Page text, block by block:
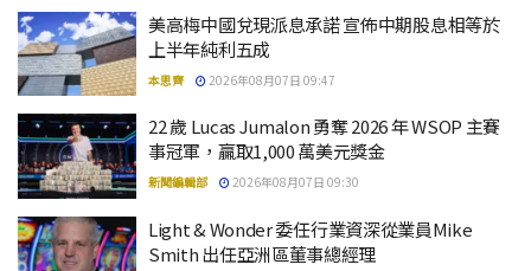
美高梅中國兌現派息承諾 宣佈中期股息相等於
上半年純利五成
本思齊 2026年08月07日 09:47
22 歲 Lucas Jumalon 勇奪 2026 年 WSOP 主賽
事冠軍，贏取1,000 萬美元獎金
新聞編輯部 2026年08月07日 09:30
Light & Wonder 委任行業資深從業員Mike
Smith 出任亞洲區董事總經理